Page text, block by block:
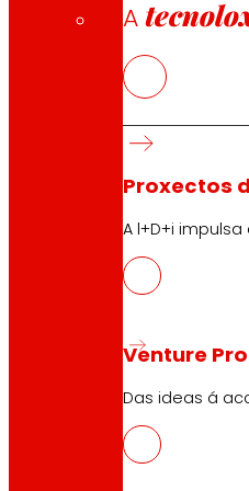
A
Proxectos
A l+D+i
Venture
Das ideas á
Descarga a APP do club
Condicións xerais do
Termos e condicións
Política de cookies
Política de protección
Buscador